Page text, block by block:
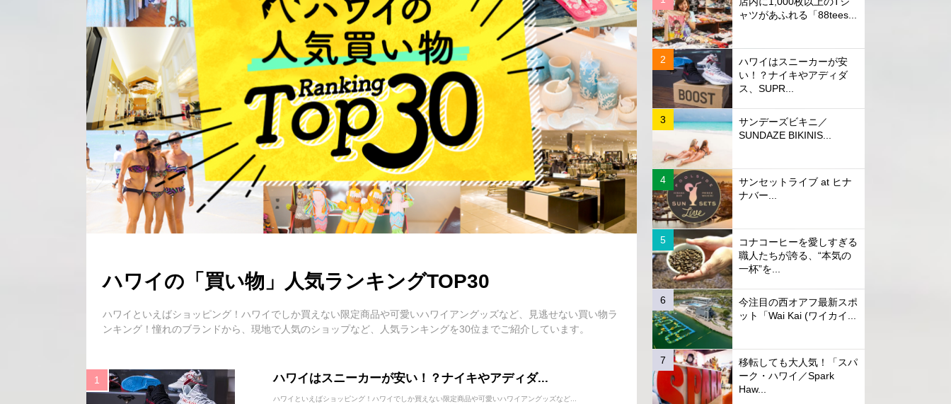
ハワイの「買い物」人気ランキングTOP30
ハワイといえばショッピング！ハワイでしか買えない限定商品や可愛いハワイアングッズなど、見逃せない買い物ラ
ンキング！憧れのブランドから、現地で人気のショップなど、人気ランキングを30位までご紹介しています。
ハワイはスニーカーが安い！？ナイキやアディダ...
ハワイといえばショッピング！ハワイでしか買えない限定商品や可愛いハワイアングッズなど...
ャツがあふれる「88tees...
ハワイはスニーカーが安
い！？ナイキやアディダ
ス、SUPR...
サンデーズビキニ／
SUNDAZE BIKINIS...
サンセットライブ at ヒナ
ナバー...
コナコーヒーを愛しすぎる
職人たちが誇る、“本気の
一杯”を...
今注目の西オアフ最新スポ
ット「Wai Kai (ワイカイ...
移転しても大人気！「スパ
ーク・ハワイ／Spark
Haw...